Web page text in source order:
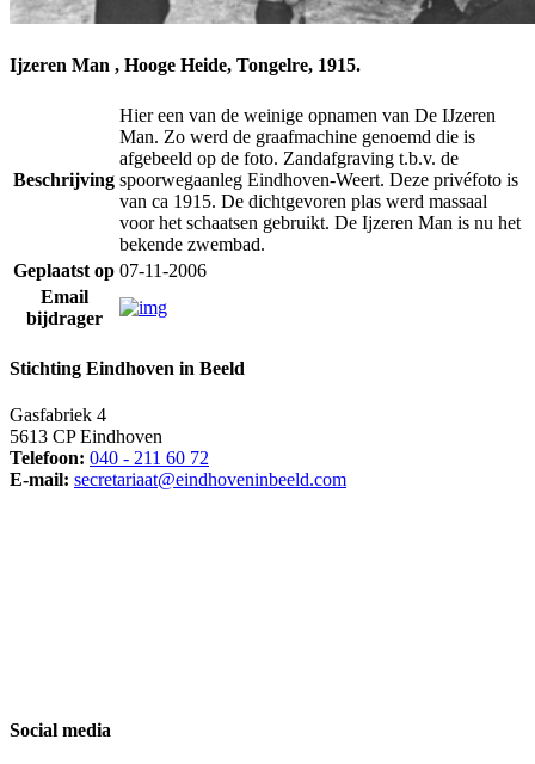
Ijzeren Man , Hooge Heide, Tongelre, 1915.
Beschrijving
Hier een van de weinige opnamen van De IJzeren
Man. Zo werd de graafmachine genoemd die is
afgebeeld op de foto. Zandafgraving t.b.v. de
spoorwegaanleg Eindhoven-Weert. Deze privéfoto is
van ca 1915. De dichtgevoren plas werd massaal
voor het schaatsen gebruikt. De Ijzeren Man is nu het
bekende zwembad.
Geplaatst op 07-11-2006
Email
bijdrager
Stichting Eindhoven in Beeld
Gasfabriek 4
5613 CP Eindhoven
Telefoon: 040 - 211 60 72
E-mail: secretariaat@eindhoveninbeeld.com
Social media